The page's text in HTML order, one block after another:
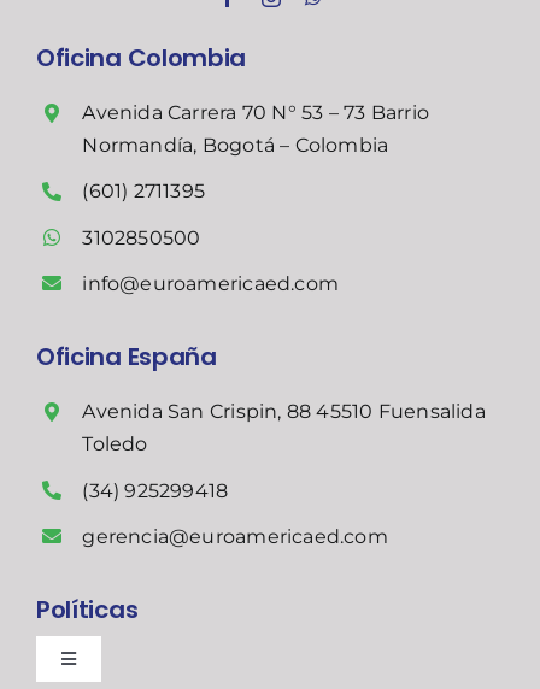
Oficina Colombia
Avenida Carrera 70 N° 53 – 73 Barrio
Normandía, Bogotá – Colombia
(601) 2711395
3102850500
info@euroamericaed.com
Oficina España
Avenida San Crispin, 88 45510 Fuensalida
Toledo
(34) 925299418
gerencia@euroamericaed.com
Políticas
Toggle